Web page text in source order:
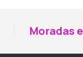
Moradas